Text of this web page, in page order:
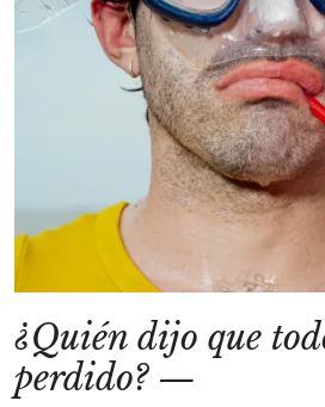
¿Quién dijo que
perdido?—